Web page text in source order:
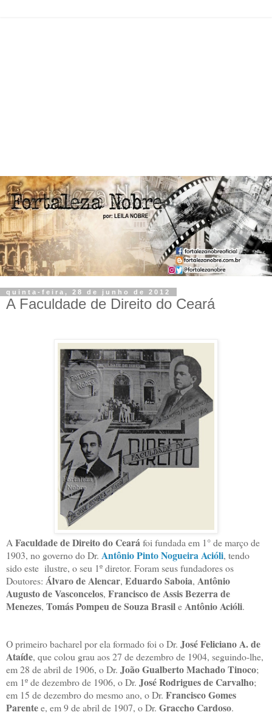
quinta-feira, 28 de junho de 2012
A Faculdade de Direito do Ceará
A Faculdade de Direito do Ceará foi fundada em 1° de março de
1903, no governo do Dr. Antônio Pinto Nogueira Acióli, tendo
sido este ilustre, o seu 1º diretor. Foram seus fundadores os
Doutores: Álvaro de Alencar, Eduardo Saboia, Antônio
Augusto de Vasconcelos, Francisco de Assis Bezerra de
Menezes, Tomás Pompeu de Souza Brasile Antônio Acióli.
O primeiro bacharel por ela formado foi o Dr. José Feliciano A. de
Ataíde, que colou grau aos 27 de dezembro de 1904, seguindo-lhe,
em 28 de abril de 1906, o Dr. João Gualberto Machado Tinoco;
em 1º de dezembro de 1906, o Dr. José Rodrigues de Carvalho;
em 15 de dezembro do mesmo ano, o Dr. Francisco Gomes
Parentee, em 9 de abril de 1907, o Dr. Graccho Cardoso.